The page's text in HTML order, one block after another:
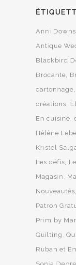
Anni
Antique
Blackbird
Brocante
cartonnage
créations
En cuisine
Hélène
Kristel
Les défis
Magasin
Nouveautés
Patron
Prim by
Quilting
Ruban et